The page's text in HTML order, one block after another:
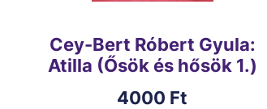
Cey-Bert Róbert Gyula:
Atilla (Ősök és hősök 1.)
4000 Ft